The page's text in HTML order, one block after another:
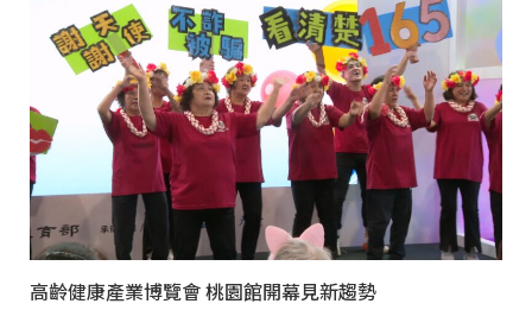
高齡健康產業博覽會 桃園館開幕見新趨勢